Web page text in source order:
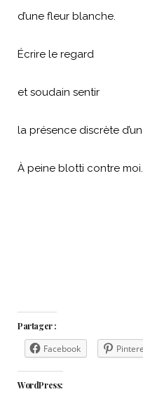
d’une fleur blanche.
Écrire le regard
et soudain sentir
la présence discrète
À peine blotti contre moi.
Partager :
Facebook
WordPress: